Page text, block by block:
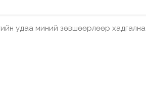
удаа миний зөвшөөрлөөр хадгална